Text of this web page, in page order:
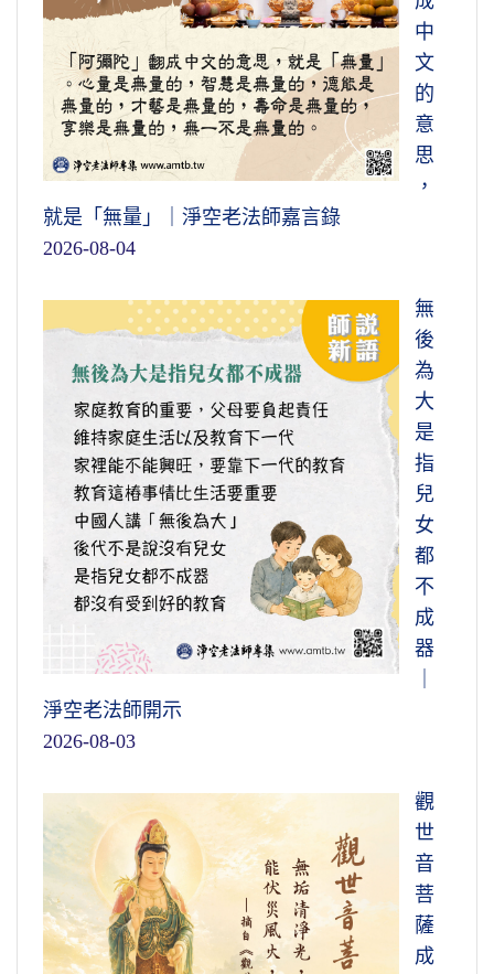
中
文
的
意
思
，
就是「無量」｜淨空老法師嘉言錄
2026-08-04
無
後
為
大
是
指
兒
女
都
不
成
器
淨空老法師開示
2026-08-03
觀
世
音
菩
薩
成